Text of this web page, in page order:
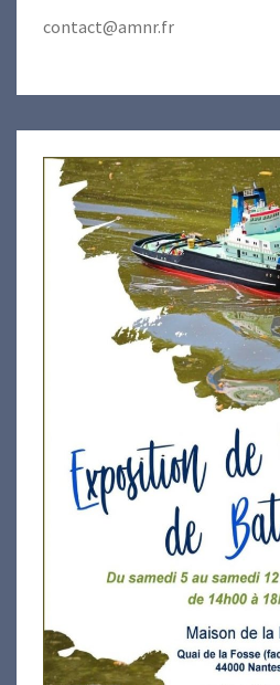
contact@amnr.fr